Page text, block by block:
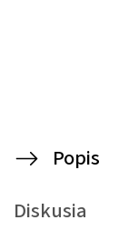
Popis
Diskusia